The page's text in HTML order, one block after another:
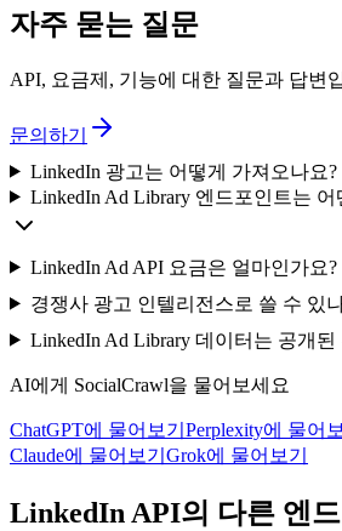
자주 묻는 질문
API, 요금제, 기능에 대한 질문과 답변
문의하기
LinkedIn 광고는 어떻게 가져오나요?
LinkedIn Ad Library 엔드포인트는
LinkedIn Ad API 요금은 얼마인가요?
경쟁사 광고 인텔리전스로 쓸 수 있
LinkedIn Ad Library 데이터는 공개된
AI에게 SocialCrawl을 물어보세요
ChatGPT에 물어보기 Perplexity에 물어
Claude에 물어보기 Grok에 물어보기
LinkedIn API의 다른 엔